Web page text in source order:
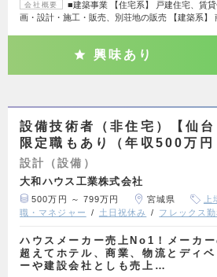
会社概要
■建築事業 【住宅系】 戸建住宅、賃
画・設計・施工・販売、別荘地の販売 【建築系】
興味あり
設備技術者（非住宅）【仙
限定職もあり（年収500万円
設計（設備）
大和ハウス工業株式会社
500万円 ～ 799万円 宮城県
職・マネジャー
土日祝休み フレックス勤
ハウスメーカー売上No1！メーカー
超えてホテル、商業、物流とディ
ーや建設会社としも売上…